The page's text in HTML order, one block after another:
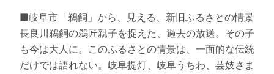
■岐阜市「鵜飼」から、見える、新旧ふるさとの情景
長良川鵜飼の鵜匠親子を捉えた、過去の放送。その子
も今は大人に。このふるさとの情景は、一面的な伝統
だけでは語れない。岐阜提灯、岐阜うちわ、芸妓さま